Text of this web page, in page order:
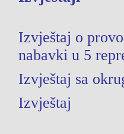
Izvještaj o
nabavki u 5
Izvještaj sa
Izvještaj